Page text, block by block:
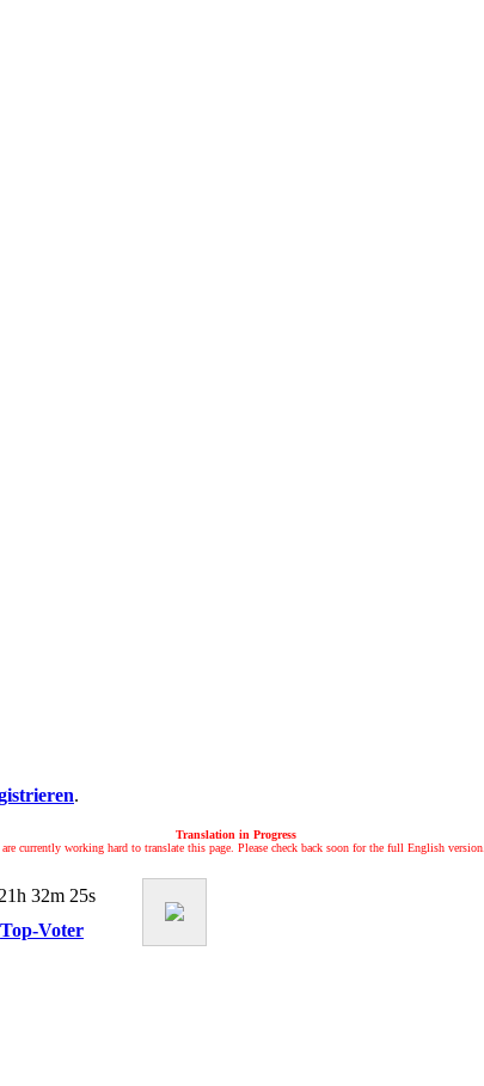
.
Translation in Progress
are currently working hard to translate this page. Please check back soon for the full English version.
32m 25s
Top-Voter